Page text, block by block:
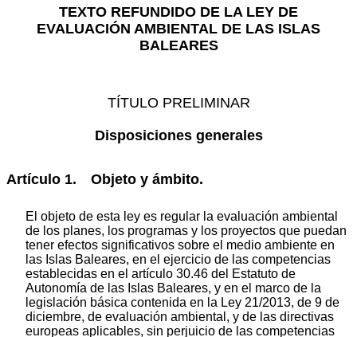
TEXTO REFUNDIDO DE LA LEY DE
EVALUACIÓN AMBIENTAL DE LAS ISLAS
BALEARES
TÍTULO PRELIMINAR
Disposiciones generales
Artículo 1. Objeto y ámbito.
El objeto de esta ley es regular la evaluación ambiental
de los planes, los programas y los proyectos que puedan
tener efectos significativos sobre el medio ambiente en
las Islas Baleares, en el ejercicio de las competencias
establecidas en el artículo 30.46 del Estatuto de
Autonomía de las Islas Baleares, y en el marco de la
legislación básica contenida en la Ley 21/2013, de 9 de
diciembre, de evaluación ambiental, y de las directivas
europeas aplicables, sin perjuicio de las competencias